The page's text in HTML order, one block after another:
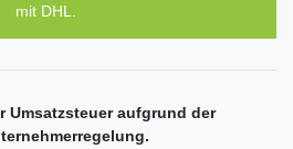
mit DHL.
Umsatzsteuer aufgrund der